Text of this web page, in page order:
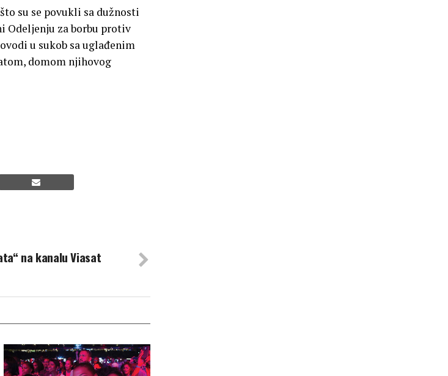
su se povukli sa dužnosti
Odeljenju za borbu protiv
u sukob sa uglađenim
domom njihovog
na kanalu Viasat